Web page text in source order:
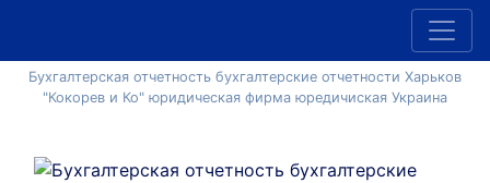
Бухгалтерская отчетность бухгалтерские отчетности Харьков
"Кокорев и Ко" юридическая фирма юредичиская Украина